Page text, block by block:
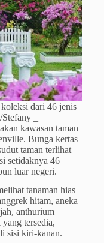
dari 46 jenis
_
kawasan taman
Bunga kertas
taman terlihat
setidaknya 46
luar negeri.
tanaman hias
hitam, aneka
anthurium
tersedia,
sisi kiri-kanan.